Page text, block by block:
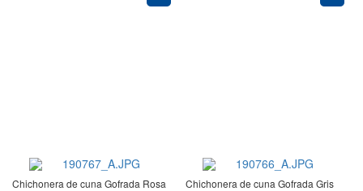
Chichonera de cuna Gofrada Rosa Chichonera de cuna Gofrada Gris